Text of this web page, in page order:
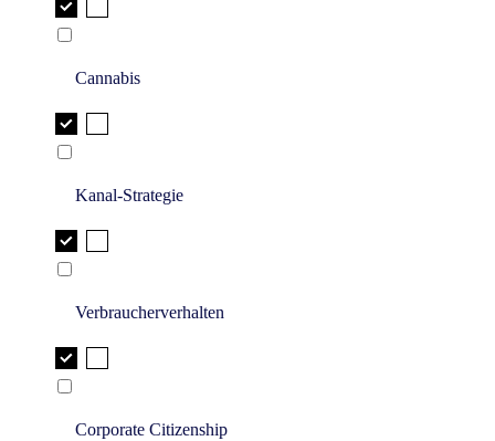
Cannabis
Kanal-Strategie
Verbraucherverhalten
Corporate Citizenship